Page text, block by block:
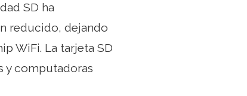
SD ha
reducido, dejando
WiFi. La tarjeta SD
y computadoras